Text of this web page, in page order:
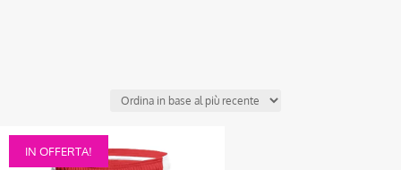
IN OFFERTA!
Questo
prodotto